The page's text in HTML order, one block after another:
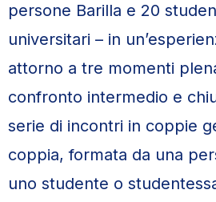
persone Barilla e 20
universitari – in
attorno a tre momenti
confronto intermedio e
serie di incontri in coppie
coppia, formata da una
uno studente o